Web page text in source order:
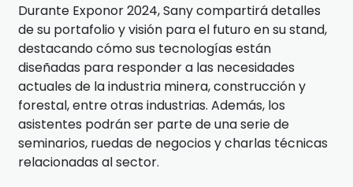
Durante Exponor 2024, Sany compartirá detalles
de su portafolio y visión para el futuro en su stand,
destacando cómo sus tecnologías están
diseñadas para responder a las necesidades
actuales de la industria minera, construcción y
forestal, entre otras industrias. Además, los
asistentes podrán ser parte de una serie de
seminarios, ruedas de negocios y charlas técnicas
relacionadas al sector.